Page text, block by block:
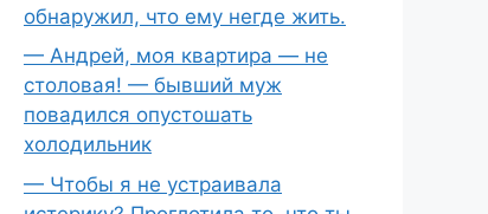
обнаружил, что ему негде жить.
— Андрей, моя квартира — не
столовая! — бывший муж
повадился опустошать
холодильник
— Чтобы я не устраивала